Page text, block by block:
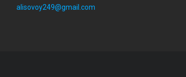
alisovoy249@gmail.com